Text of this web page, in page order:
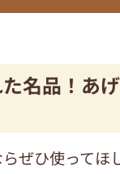
た名品！あ
ぜひ使ってほ